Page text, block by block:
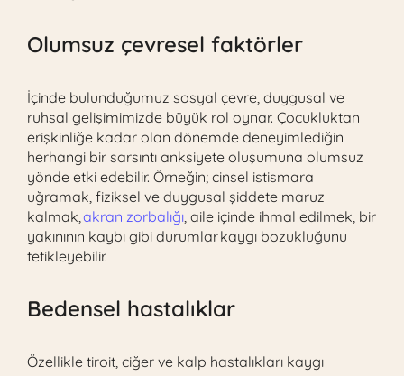
Olumsuz çevresel faktörler
İçinde bulunduğumuz sosyal çevre, duygusal ve
ruhsal gelişimimizde büyük rol oynar. Çocukluktan
erişkinliğe kadar olan dönemde deneyimlediğin
herhangi bir sarsıntı anksiyete oluşumuna olumsuz
yönde etki edebilir. Örneğin; cinsel istismara
uğramak, fiziksel ve duygusal şiddete maruz
kalmak,akran zorbalığı, aile içinde ihmal edilmek, bir
yakınının kaybı gibi durumlar kaygı bozukluğunu
tetikleyebilir.
Bedensel hastalıklar
Özellikle tiroit, ciğer ve kalp hastalıkları kaygı